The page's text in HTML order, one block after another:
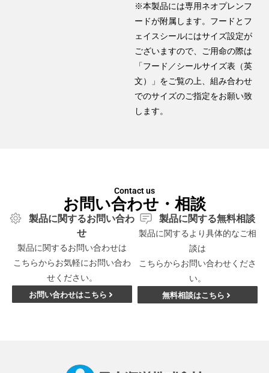
※本製品には専用ネオプレンフ
ードが附属します。フードとフ
ェイスシールにはサイズ設定が
ございますので、ご用命の際は
「フード／シールサイズ表（英
文）」をご覧の上、組み合わせ
でのサイズのご指定をお願い致
します。
Contact us
お問い合わせ・相談
製品に関するお問い合わ
せ
製品に関するお問い合わせは
こちらからお気軽にお問い合わ
せください。
お問い合わせはこちら
製品に関する無料相談
製品に関するより具体的なご相
談は
こちらからお問い合わせくださ
い。
無料相談はこちら